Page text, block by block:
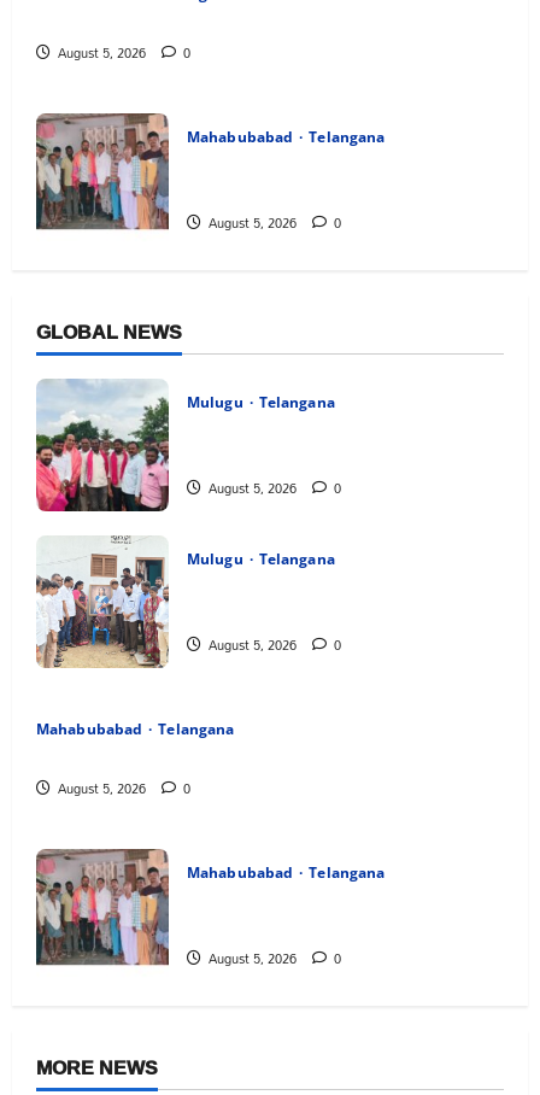
August 5, 2026 0
Mahabubabad Telangana
August 5, 2026 0
GLOBAL NEWS
Mulugu Telangana
August 5, 2026 0
Mulugu Telangana
August 5, 2026 0
Mahabubabad Telangana
August 5, 2026 0
Mahabubabad Telangana
August 5, 2026 0
MORE NEWS